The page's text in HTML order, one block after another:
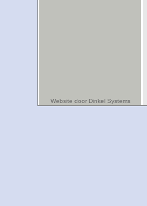
Website door Dinkel Systems